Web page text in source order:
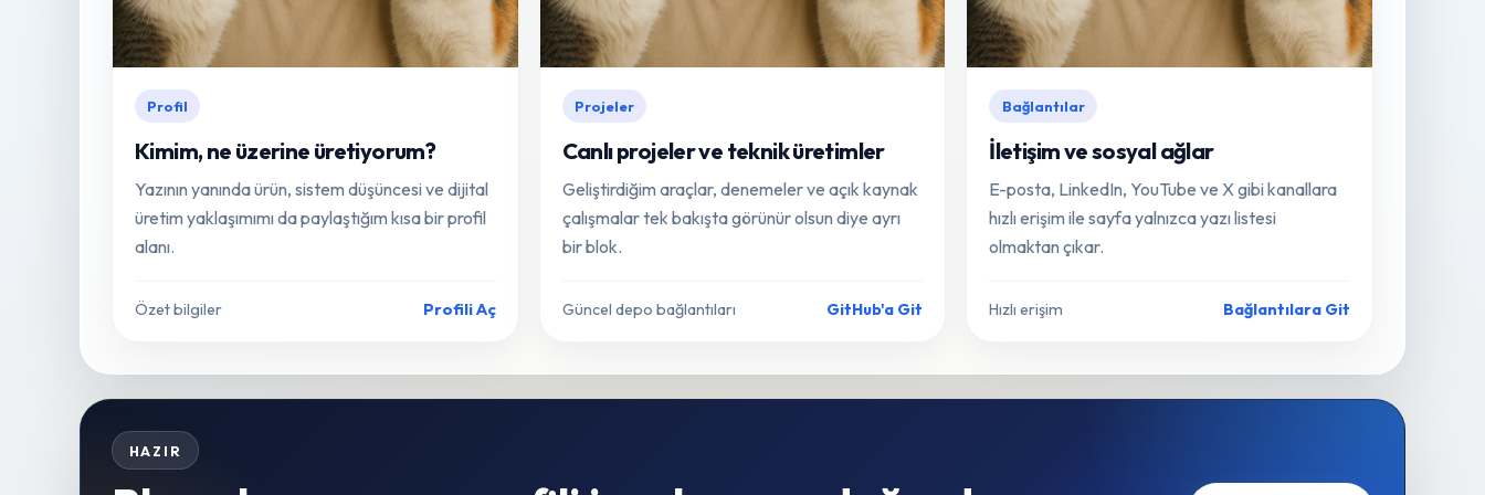
Profil
Kimim, ne üzerine üretiyorum?
Yazının yanında ürün, sistem düşüncesi ve dijital
üretim yaklaşımımı da paylaştığım kısa bir profil
alanı.
Özet bilgiler Profili Aç
Projeler
Canlı projeler ve teknik üretimler
Geliştirdiğim araçlar, denemeler ve açık kaynak
çalışmalar tek bakışta görünür olsun diye ayrı
bir blok.
Güncel depo bağlantıları GitHub'a Git
Bağlantılar
İletişim ve sosyal ağlar
E-posta, LinkedIn, YouTube ve X gibi kanallara
hızlı erişim ile sayfa yalnızca yazı listesi
olmaktan çıkar.
Hızlı erişim Bağlantılara Git
HAZIR